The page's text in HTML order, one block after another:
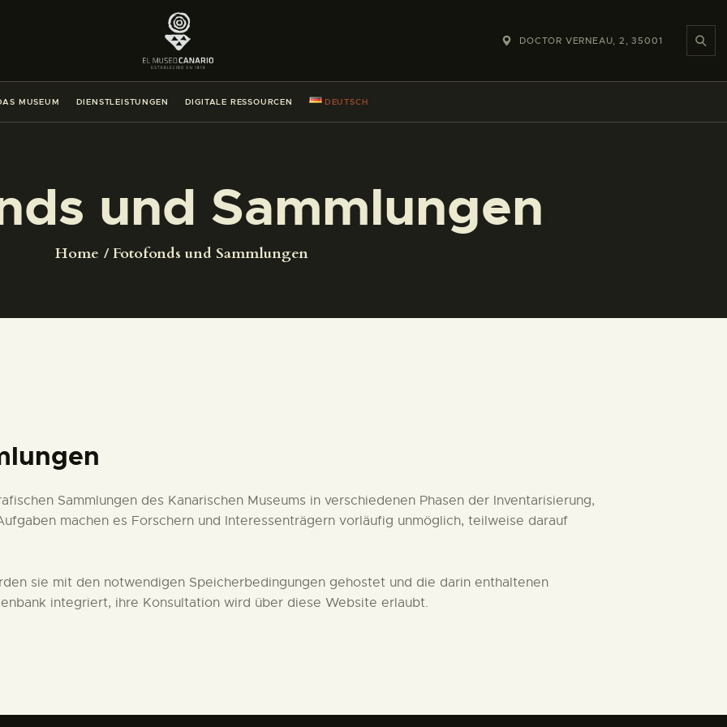
DOCTOR VERNEAU, 2, 35001
MUSEUM DIENSTLEISTUNGEN DIGITALE RESSOURCEN DEUTSCH
und Sammlungen
Home Fotofonds und Sammlungen
DIENSTLEISTUNGEN
DIGITALE RESSOURCEN
DAS MUSEUM
Sammlungen des Kanarischen Museums in verschiedenen Phasen der Inventarisierung,
machen es Forschern und Interessenträgern vorläufig unmöglich, teilweise darauf
sie mit den notwendigen Speicherbedingungen gehostet und die darin enthaltenen
integriert, ihre Konsultation wird über diese Website erlaubt.